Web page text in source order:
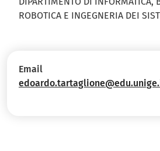
ROBOTICA E INGEGNERIA DEI
Email